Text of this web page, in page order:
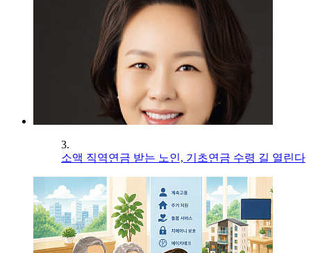
3.
소액 직역연금 받는 노인, 기초연금 수령 길 열린다